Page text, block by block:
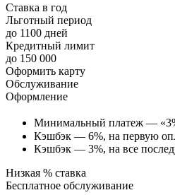
Ставка в год
Льготный период
до 1100 дней
Кредитный лимит
до 150 000
Оформить карту
Обслуживание
Оформление
Минимальный платеж —
Кэшбэк — 6%, на первую
Кэшбэк — 3%, на все
Низкая % ставка
Бесплатное обслуживание